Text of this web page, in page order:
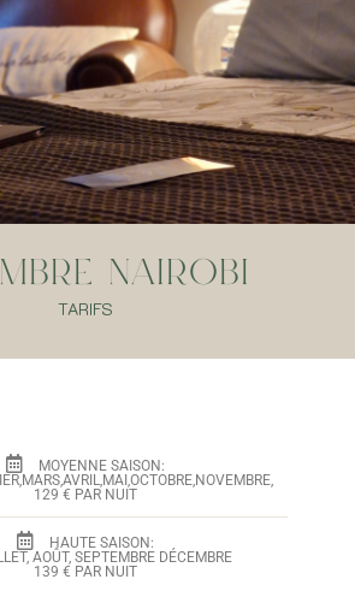
Nairobi
TARIFS
MOYENNE SAISON:
129 € PAR NUIT
HAUTE SAISON:
AOÛT, SEPTEMBRE DÉCEMBRE
139 € PAR NUIT